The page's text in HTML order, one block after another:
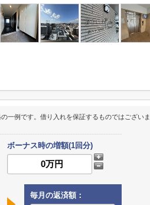
一例です。借り入れを保証するものではございま
ボーナス時の増額(1回分)
毎月の返済額：